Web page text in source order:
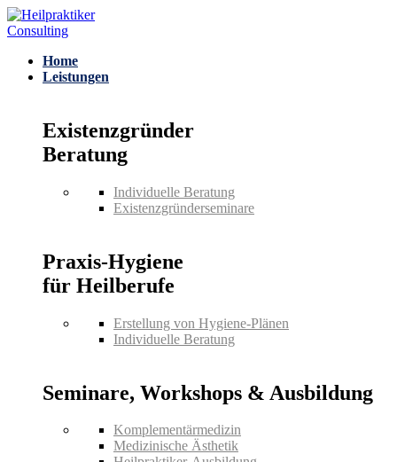
Home
Leistungen
Existenzgründer
Beratung
Individuelle Beratung
Existenzgründerseminare
Praxis-Hygiene
für Heilberufe
Erstellung von Hygiene-Plänen
Individuelle Beratung
Seminare, Workshops & Ausbildung
Komplementärmedizin
Medizinische Ästhetik